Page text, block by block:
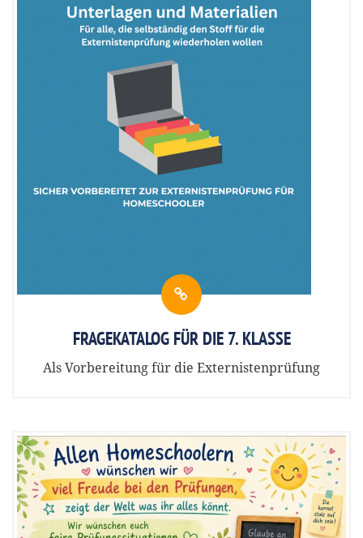
FRAGEKATALOG FÜR DIE 7. KLASSE
Als Vorbereitung für die Externistenprüfung